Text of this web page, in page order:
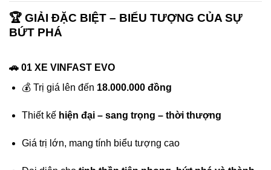
🏆 GIẢI ĐẶC BIỆT – BIỂU TƯỢNG CỦA SỰ
BỨT PHÁ
🚗 01 XE VINFAST EVO
💰 Trị giá lên đến 18.000.000 đồng
Thiết kế hiện đại – sang trọng – thời thượng
Giá trị lớn, mang tính biểu tượng cao